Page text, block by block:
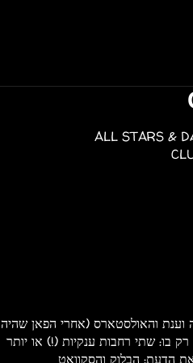
ALL STARS &
וענת והאולסטארס (אחרי הפאן שהיה
בו: שתי רחבות ענקיות (!) או יותר
הדעת: הבלוק והסקוואט